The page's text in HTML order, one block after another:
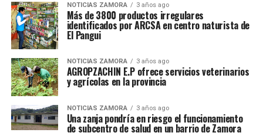
NOTICIAS ZAMORA 3 años ago
Más de 3800 productos irregulares
identificados por ARCSA en centro naturista de
El Pangui
NOTICIAS ZAMORA 3 años ago
AGROPZACHIN E.P ofrece servicios veterinarios
y agrícolas en la provincia
NOTICIAS ZAMORA 3 años ago
Una zanja pondría en riesgo el funcionamiento
de subcentro de salud en un barrio de Zamora